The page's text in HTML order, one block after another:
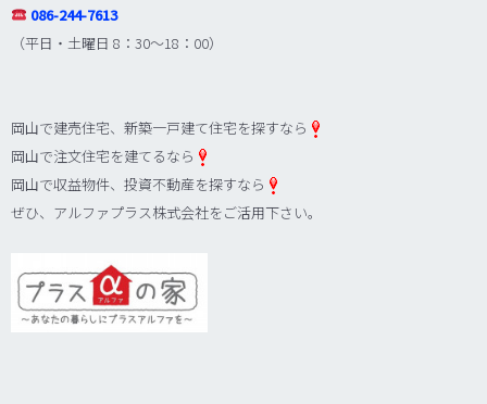
086-244-7613
（平日・土曜日 8：30～18：00）
岡山で建売住宅、新築一戸建て住宅を探すなら
岡山で注文住宅を建てるなら
岡山で収益物件、投資不動産を探すなら
ぜひ、アルファプラス株式会社をご活用下さい。